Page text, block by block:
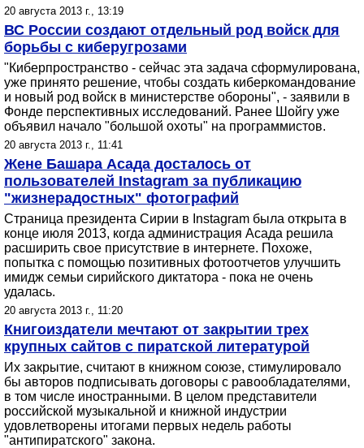
20 августа 2013 г., 13:19
ВС России создают отдельный род войск для
борьбы с киберугрозами
"Киберпространство - сейчас эта задача сформулирована,
уже принято решение, чтобы создать киберкомандование
и новый род войск в министерстве обороны", - заявили в
Фонде перспективных исследований. Ранее Шойгу уже
объявил начало "большой охоты" на программистов.
20 августа 2013 г., 11:41
Жене Башара Асада досталось от
пользователей Instagram за публикацию
"жизнерадостных" фотографий
Страница президента Сирии в Instagram была открыта в
конце июля 2013, когда администрация Асада решила
расширить свое присутствие в интернете. Похоже,
попытка с помощью позитивных фотоотчетов улучшить
имидж семьи сирийского диктатора - пока не очень
удалась.
20 августа 2013 г., 11:20
Книгоиздатели мечтают от закрытии трех
крупных сайтов с пиратской литературой
Их закрытие, считают в книжном союзе, стимулировало
бы авторов подписывать договоры с равообладателями,
в том числе иностранными. В целом представители
российской музыкальной и книжной индустрии
удовлетворены итогами первых недель работы
"антипиратского" закона.